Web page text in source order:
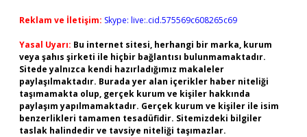
Reklam ve İletişim: Skype: live:.cid.575569c608265c69
Yasal Uyarı: Bu internet sitesi, herhangi bir marka, kurum
veya şahıs şirketi ile hiçbir bağlantısı bulunmamaktadır.
Sitede yalnızca kendi hazırladığımız makaleler
paylaşılmaktadır. Burada yer alan içerikler haber niteliği
taşımamakta olup, gerçek kurum ve kişiler hakkında
paylaşım yapılmamaktadır. Gerçek kurum ve kişiler ile isim
benzerlikleri tamamen tesadüfidir. Sitemizdeki bilgiler
taslak halindedir ve tavsiye niteliği taşımazlar.